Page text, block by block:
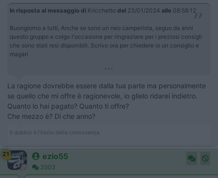
In risposta al messaggio di Kricchetto del 23/01/2024 alle 08:58:12
Buongiorno a tutti, Anche se sono un neo camperista, seguo da anni
questo gruppo e colgo l'occasione per ringraziare per i preziosi consigli
che sono stati resi disponibili. Scrivo ora per chiedere io un consiglio e
magari
...
La ragione dovrebbe essere dalla tua parte ma personalmente
se quello che mi offre è ragionevole, io glielo ridarei indietro.
Quanto lo hai pagato? Quanto ti offre?
Che mezzo è? Di che anno?
Il dubbio è l'inizio della conoscenza.
21 ezio55
3503